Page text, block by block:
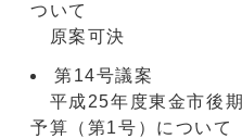
ついて
原案可決
第14号議案
平成25年度東金市後
予算（第1号）について